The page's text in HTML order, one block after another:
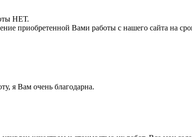
НЕТ.
приобретенной Вами работы с нашего сайта на
я Вам очень благодарна.